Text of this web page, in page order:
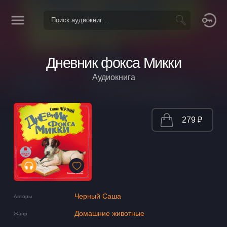
Дневник фокса Микки
Аудиокнига
Авторы Черный Саша
Жанр Домашние животные
279 ₽